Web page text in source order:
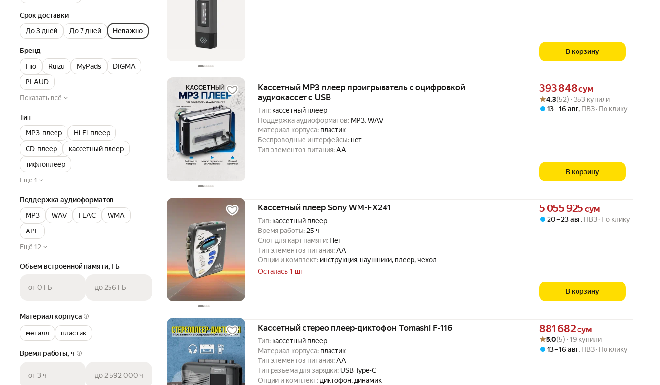
Срок доставки
До 3 дней
До 7 дней Неважно
Бренд
Fiio
Ruizu MyPads
DIGMA
PLAUD
Показать всё
Тип
MP3-плеер
Hi-Fi-плеер
CD-плеер
кассетный плеер
тифлоплеер
Ещё 1
Поддержка аудиоформатов
MP3
WAV FLAC
WMA
APE
Ещё 12
Объем встроенной памяти, ГБ
от 0 ГБ до 256 ГБ
Материал корпуса
металл пластик
Время работы, ч
от 3 ч до 2 592 000 ч
В корзину
Кассетный MP3 плеер проигрыватель с оцифровкой
аудиокассет с USB
Тип: кассетный плеер
Поддержка аудиоформатов: MP3, WAV
Материал корпуса: пластик
Беспроводные интерфейсы: нет
Тип элементов питания:AA
Цена 393848 сум вместо
393 848сум
Рейтинг товара: 4.3 из 5
Оценок: (52) · 353 купили
4.3(52) · 353 купили
13 – 16 авг, ПВЗ По клику
В корзину
Кассетный плеер Sony WM-FX241
Тип: кассетный плеер
Время работы: 25 ч
Слот для карт памяти: Нет
Тип элементов питания:AA
Опции и комплект: инструкция, наушники, плеер, чехол
Осталась 1 шт
Цена 5055925 сум вместо
5 055 925 сум
20 – 23 авг, ПВЗ По клику
В корзину
Кассетный стерео плеер-диктофон Тomashi F-116
Тип: кассетный плеер
Материал корпуса: пластик
Тип элементов питания:AA
Тип разъема для зарядки: USB Type-C
Опции и комплект:диктофон, динамик
Цена 881682 сум вместо
881 682сум
Рейтинг товара: 5.0 из 5
Оценок: (5) · 19 купили
5.0(5) · 19 купили
13 – 16 авг, ПВЗ По клику